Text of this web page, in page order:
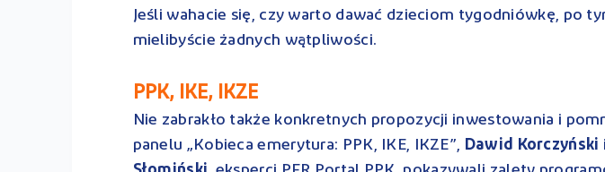
Jeśli wahacie się, czy warto dawać dzieciom tygodniówkę, po
mielibyście żadnych wątpliwości.
PPK, IKE, IKZE
Nie zabrakło także konkretnych propozycji inwestowania i
panelu „Kobieca emerytura: PPK, IKE, IKZE”, Dawid Korczyński i